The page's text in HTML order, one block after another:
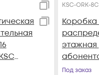
KSC-ORK-8С
Коробка
этажная
LIGHT PON
Под заказ